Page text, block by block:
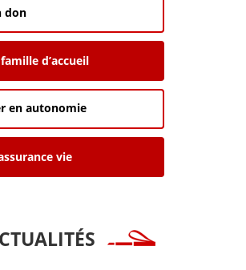
don
d’accueil
en autonomie
vie